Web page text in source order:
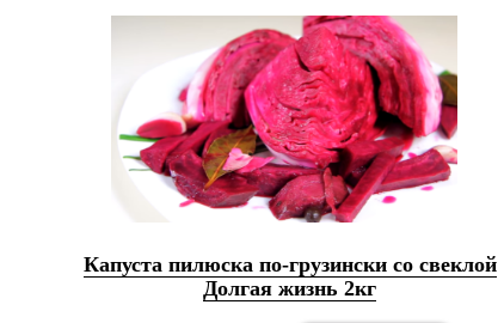
Капуста пилюска по-грузински со свеклой
Долгая жизнь 2кг